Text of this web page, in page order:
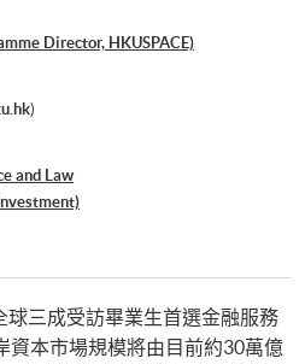
Director, HKUSPACE)
)
and Law
球三成受訪畢業生首選金融服務
資本市場規模將由目前約30萬億